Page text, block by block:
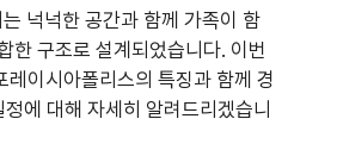
넉넉한 공간과 함께 가족이 함
한 구조로 설계되었습니다. 이번
레이시아폴리스의 특징과 함께 경
에 대해 자세히 알려드리겠습니